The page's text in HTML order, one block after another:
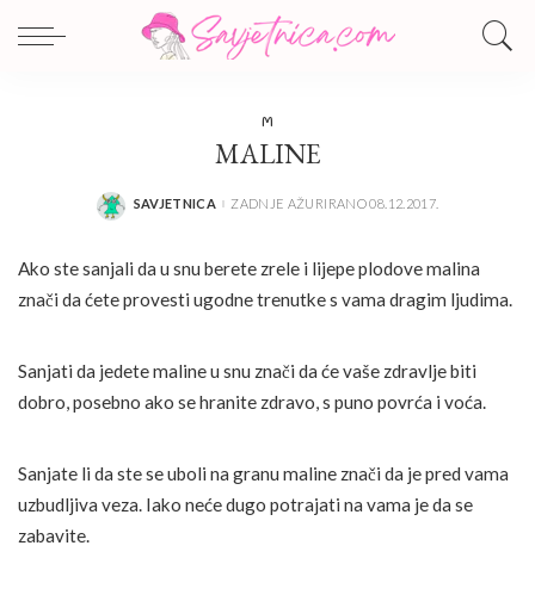
M
MALINE
POSTED
SAVJETNICA ZADNJE AŽURIRANO 08.12.2017.
Ako ste sanjali da u snu berete zrele i lijepe plodove malina
znači da ćete provesti ugodne trenutke s vama dragim ljudima.
Sanjati da jedete maline u snu znači da će vaše zdravlje biti
dobro, posebno ako se hranite zdravo, s puno povrća i voća.
Sanjate li da ste se uboli na granu maline znači da je pred vama
uzbudljiva veza. Iako neće dugo potrajati na vama je da se
zabavite.